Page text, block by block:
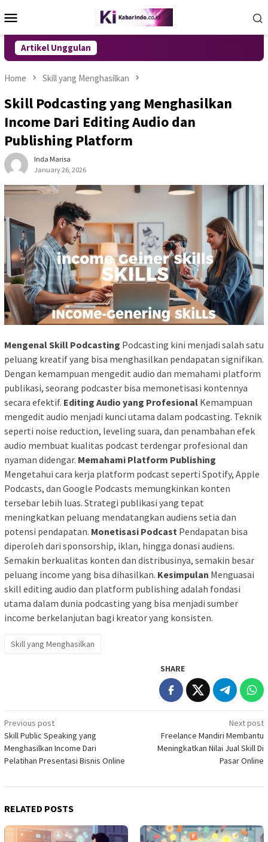
to
Menu
Artikel Unggulan
Home Skill yang Menghasilkan
Skill Podcasting yang Menghasilkan
Income Dari Editing Audio dan
Publishing Platform
Inda Marisa
January 26, 2026
Mengenal Skill Podcasting Podcasting kini menjadi salah satu
peluang kreatif yang bisa menghasilkan pendapatan signifikan.
Dengan kemampuan mengedit audio dan memahami platform
publikasi, seorang podcaster bisa memonetisasi kontennya
secara efektif. Editing Audio yang Profesional Kemampuan
mengedit audio menjadi kunci utama dalam podcasting. Teknik
seperti noise reduction, leveling suara, dan penambahan efek
audio membuat kualitas podcast terdengar profesional dan
nyaman didengar. Memahami Platform Publishing
Mengetahui cara kerja platform podcast seperti Spotify, Apple
Podcasts, dan Google Podcasts memungkinkan konten
tersebar lebih luas. Strategi publikasi yang tepat
meningkatkan peluang mendatangkan audiens setia dan
potensi pendapatan. Monetisasi Podcast Pendapatan bisa
diperoleh dari sponsorship, iklan, hingga donasi audiens.
Semakin berkualitas konten dan distribusinya, semakin besar
peluang income yang bisa dihasilkan. Kesimpulan Menguasai
skill editing audio dan platform publishing adalah fondasi
utama dalam dunia podcasting yang bisa menjadi sumber
income berkelanjutan bagi kreator yang konsisten.
Skill yang Menghasilkan
SHARE
Post
navigation
Previous post
Skill Public Speaking yang
Menghasilkan Income Dari
Pelatihan Presentasi Bisnis Online
Next post
Freelance Mandiri Membantu
Meningkatkan Nilai Jual Skill Di
Pasar Online
RELATED POSTS